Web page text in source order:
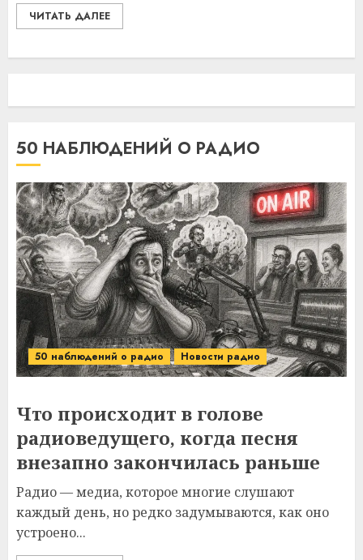
ЧИТАТЬ ДАЛЕЕ
50 НАБЛЮДЕНИЙ О РАДИО
50 наблюдений о радио Новости радио
Что происходит в голове
радиоведущего, когда песня
внезапно закончилась раньше
Радио — медиа, которое многие слушают
каждый день, но редко задумываются, как оно
устроено...